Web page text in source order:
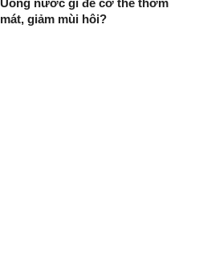
Uống nước gì để cơ thể thơm
mát, giảm mùi hôi?